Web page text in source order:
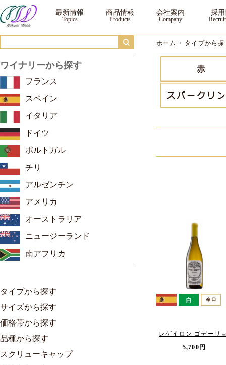
タイプから探す ｜三国ワイン
最新情報 商品情報 会社案内 採
ホーム > タイプから探
レゲイロン ゴデーリ
5,700円
ワイナリーから探す
フランス
スペイン
イタリア
ドイツ
ポルトガル
チリ
アルゼンチン
アメリカ
オーストラリア
ニュージーランド
南アフリカ
タイプから探す
サイズから探す
価格帯から探す
品種から探す
スクリューキャップ